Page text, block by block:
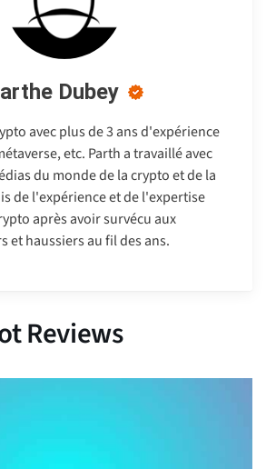
Dubey
avec plus de 3 ans d'expérience
etc. Parth a travaillé avec
du monde de la crypto et de la
de l'expérience et de l'expertise
après avoir survécu aux
et haussiers au fil des ans.
Reviews